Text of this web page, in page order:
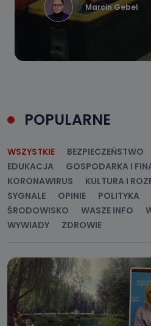
Marcin Gebel
POPULARNE
WSZYSTKIE BEZPIECZEŃSTWO
EDUKACJA
GOSPODARKA I
KORONAWIRUS
KULTURA I
SYGNALE
OPINIE POLITYKA
ŚRODOWISKO
WASZE INFO
WYWIADY
ZDROWIE